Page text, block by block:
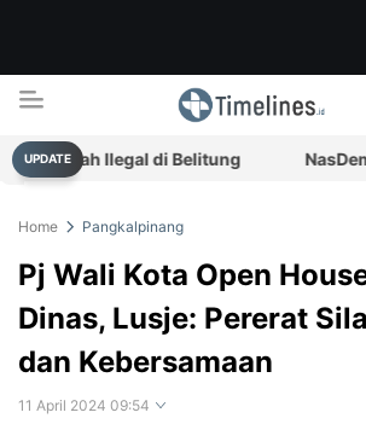
Timelines.id
Media Literasi, Sejarah & Budaya
UPDATE
Timah Ilegal di Belitung NasDem
Home Pangkalpinang
Pj Wali Kota Open
Dinas, Lusje: Pererat
dan Kebersamaan
11 April 2024 09:54